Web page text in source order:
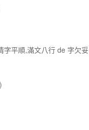
字平順,滿文八行 de 字欠妥